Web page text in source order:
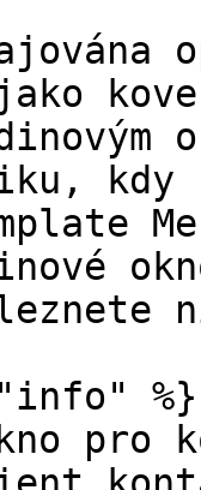
%}
pro